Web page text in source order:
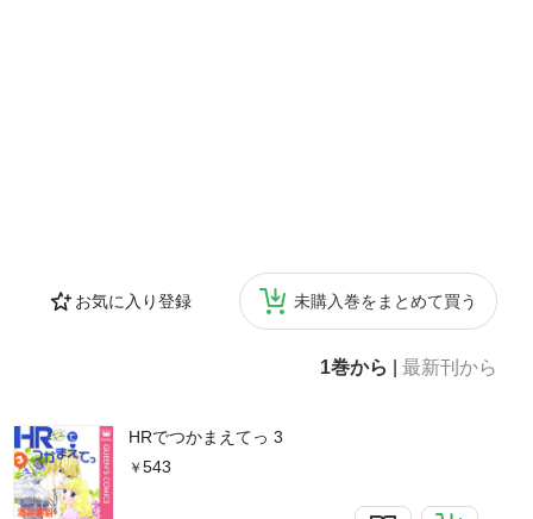
お気に入り登録 未購入巻をまとめて買う
1巻から 最新刊から
HRでつかまえてっ 3
543